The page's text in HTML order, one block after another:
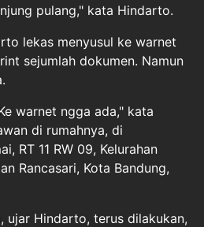
pulang," kata Hindarto.
lekas menyusul ke warnet
sejumlah dokumen. Namun
warnet ngga ada," kata
di rumahnya, di
RT 11 RW 09, Kelurahan
Rancasari, Kota Bandung,
ujar Hindarto, terus dilakukan,